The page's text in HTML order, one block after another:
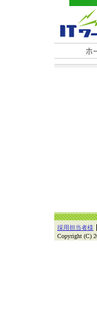
採用担当者様
Copyright (C)